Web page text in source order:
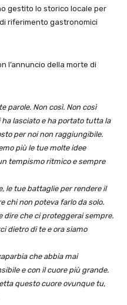
gestito lo storico locale per
riferimento gastronomici
l’annuncio della morte di
parole. Non così. Non così
ha lasciato e ha portato tutta la
per noi non raggiungibile.
più le tue molte idee
tempismo ritmico e sempre
le tue battaglie per rendere il
chi non poteva farlo da solo.
che ci proteggerai sempre.
dietro di te e ora siamo
che abbia mai
e con il cuore più grande.
questo cuore ovunque tu,